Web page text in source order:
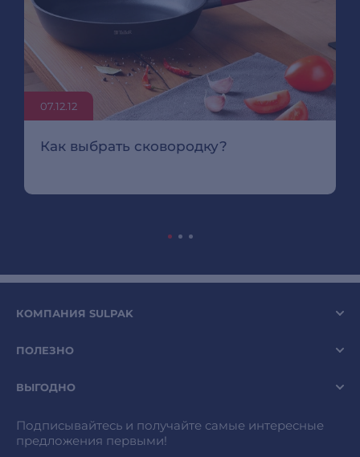
07.12.12
Как выбрать сковородку?
КОМПАНИЯ SULPAK
ПОЛЕЗНО
ВЫГОДНО
Подписывайтесь и получайте самые интересные
предложения первыми!